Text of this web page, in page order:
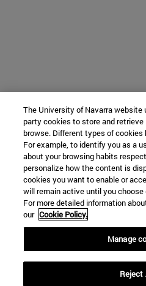
The University of Navarra website
party cookies to store and
browse. Different types of cookies
For example, to identify you as a
about your browsing habits
personalize how the content is
cookies you want to enable or
will remain active until you
For more detailed information
our Cookie Policy.
Manage
Reject